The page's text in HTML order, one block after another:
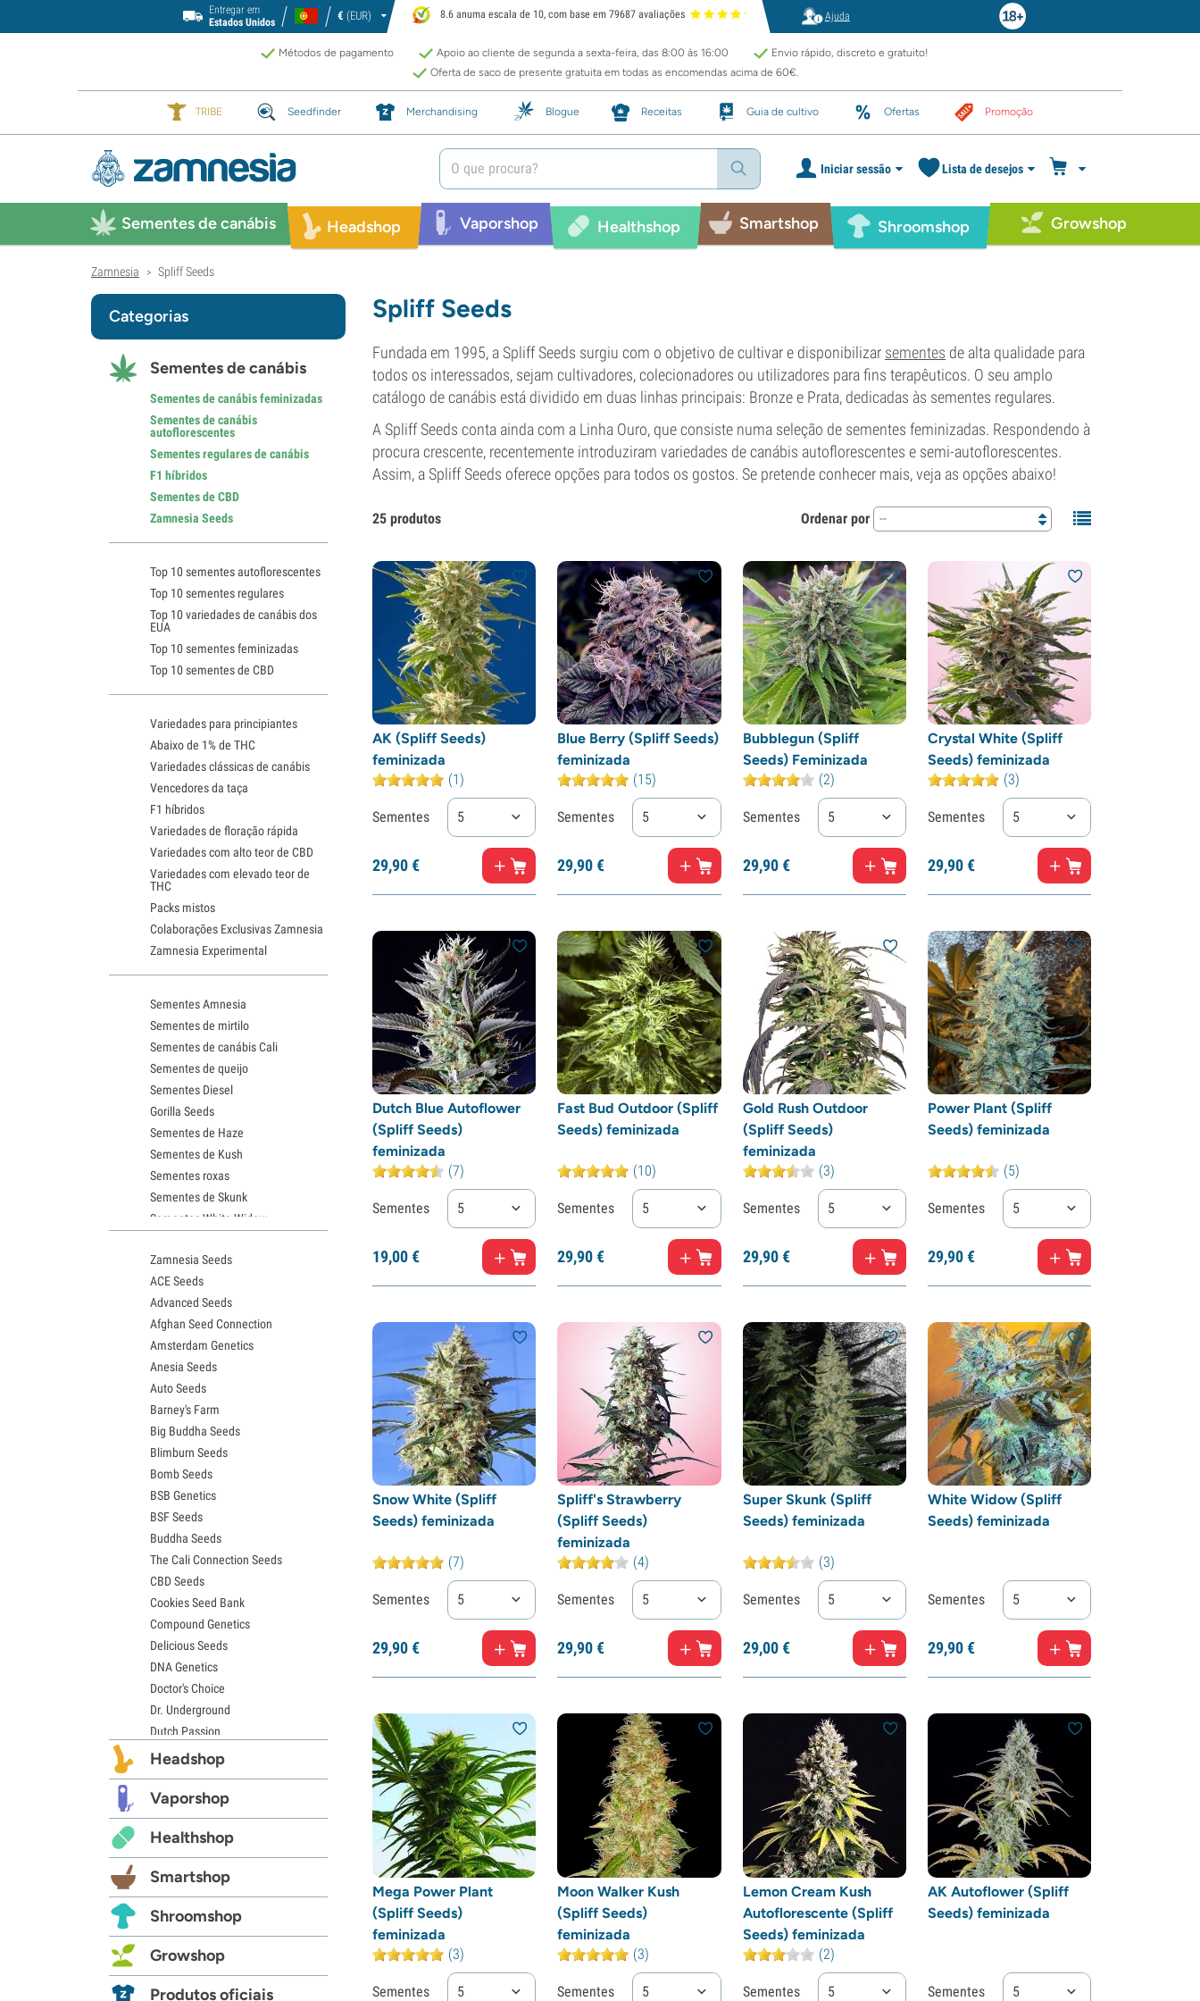
Entregar em
Estados Unidos
€ (EUR) 8.6 anuma escala de 10, com base em 79687 avaliações Ajuda
Métodos de pagamento Apoio ao cliente de segunda a sexta-feira, das 8:00 às 16:00
Envio rápido, discreto e gratuito!
Oferta de saco de presente gratuita em todas as encomendas acima de 60€.
TRIBE Seedfinder Merchandising Blogue Receitas Guia de cultivo Ofertas Promoção
Iniciar sessão Lista de desejos
Sementes de canábis Headshop Vaporshop Healthshop Smartshop Shroomshop Growshop
Zamnesia > Spliff Seeds
Spliff Seeds
Fundada em 1995, a Spliff Seeds surgiu com o objetivo de cultivar e disponibilizar sementes de alta qualidade para
todos os interessados, sejam cultivadores, colecionadores ou utilizadores para fins terapêuticos. O seu amplo
catálogo de canábis está dividido em duas linhas principais: Bronze e Prata, dedicadas às sementes regulares.
A Spliff Seeds conta ainda com a Linha Ouro, que consiste numa seleção de sementes feminizadas. Respondendo à
procura crescente, recentemente introduziram variedades de canábis autoflorescentes e semi-autoflorescentes.
Assim, a Spliff Seeds oferece opções para todos os gostos. Se pretende conhecer mais, veja as opções abaixo!
25 produtos Ordenar por --
AK (Spliff Seeds)
feminizada
(1)
Sementes 5
29,90€
Blue Berry (Spliff Seeds)
feminizada
(15)
Sementes 5
29,90€
Bubblegun (Spliff
Seeds) Feminizada
(2)
Sementes 5
29,90€
Crystal White (Spliff
Seeds) feminizada
(3)
Sementes 5
29,90€
Dutch Blue Autoflower
(Spliff Seeds)
feminizada
(7)
Sementes 5
19,00€
Fast Bud Outdoor (Spliff
Seeds) feminizada
(10)
Sementes 5
29,90€
Gold Rush Outdoor
(Spliff Seeds)
feminizada
(3)
Sementes 5
29,90€
Power Plant (Spliff
Seeds) feminizada
(5)
Sementes 5
29,90€
Snow White (Spliff
Seeds) feminizada
(7)
Sementes 5
29,90€
Spliff's Strawberry
(Spliff Seeds)
feminizada
(4)
Sementes 5
29,90€
Super Skunk (Spliff
Seeds) feminizada
(3)
Sementes 5
29,00€
White Widow (Spliff
Seeds) feminizada
Sementes 5
29,90€
Mega Power Plant
(Spliff Seeds)
feminizada
(3)
Sementes 5
Moon Walker Kush
(Spliff Seeds)
feminizada
(3)
Sementes 5
Lemon Cream Kush
Autoflorescente (Spliff
Seeds) feminizada
(2)
Sementes 5
AK Autoflower (Spliff
Seeds) feminizada
Sementes 5
Categorias
Sementes de canábis
Sementes de canábis feminizadas
Sementes de canábis
autoflorescentes
Sementes regulares de canábis
F1 híbridos
Sementes de CBD
Zamnesia Seeds
Top 10 sementes autoflorescentes
Top 10 sementes regulares
Top 10 variedades de canábis dos
EUA
Top 10 sementes feminizadas
Top 10 sementes de CBD
Variedades para principiantes
Abaixo de 1% de THC
Variedades clássicas de canábis
Vencedores da taça
F1 híbridos
Variedades de floração rápida
Variedades com alto teor de CBD
Variedades com elevado teor de
THC
Packs mistos
Colaborações Exclusivas Zamnesia
Zamnesia Experimental
Sementes Amnesia
Sementes de mirtilo
Sementes de canábis Cali
Sementes de queijo
Sementes Diesel
Gorilla Seeds
Sementes de Haze
Sementes de Kush
Sementes roxas
Sementes de Skunk
Sementes White Widow
Sementes Granddaddy Purple
Sementes OG Kush
Sementes Blue Dream
Sementes Lemon Haze
Sementes Bruce Banner
Sementes Gelato
Sementes Sour Diesel
Sementes Jack Herer
Sementes Girl Scout Cookies (GSC)
Sementes de Wedding Cake
Sementes Zkittlez
Sementes Pineapple Express
Sementes Chemdawg
Sementes de Hindu Kush
Sementes de mimosa
Zamnesia Seeds
ACE Seeds
Advanced Seeds
Afghan Seed Connection
Amsterdam Genetics
Anesia Seeds
Auto Seeds
Barney's Farm
Big Buddha Seeds
Blimburn Seeds
Bomb Seeds
BSB Genetics
BSF Seeds
Buddha Seeds
The Cali Connection Seeds
CBD Seeds
Cookies Seed Bank
Compound Genetics
Delicious Seeds
DNA Genetics
Doctor's Choice
Dr. Underground
Dutch Passion
Elite Seeds
Exotic Seed
Expert Seeds
FastBuds
Female Seeds
French Touch Seeds
Garden of Green
GeneSeeds
G13 Labs
Grass-O-Matic
Headshop
Vaporshop
Healthshop
Smartshop
Shroomshop
Growshop
Produtos oficiais